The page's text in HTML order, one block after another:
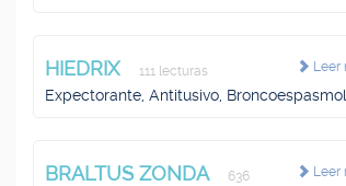
Leer
HIEDRIX 111 lecturas
Expectorante, Antitusivo,
Leer
BRALTUS ZONDA
636